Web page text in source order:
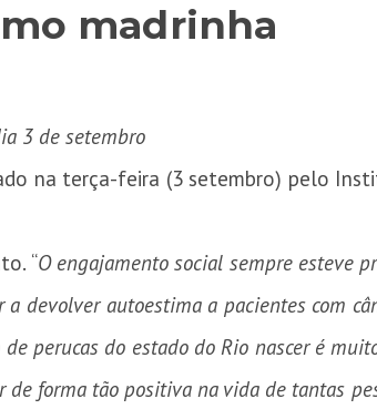
madrinha
3 de setembro
na terça-feira (3 setembro) pelo
“O engajamento social sempre esteve
devolver autoestima a pacientes com
perucas do estado do Rio nascer é
forma tão positiva na vida de tantas